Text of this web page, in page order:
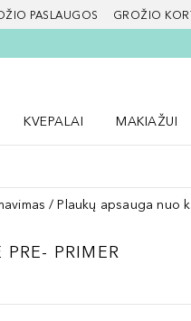
PASLAUGOS GROŽIO
KVEPALAI
MAKIAŽUI
Plaukų apsauga nuo
PRIMER